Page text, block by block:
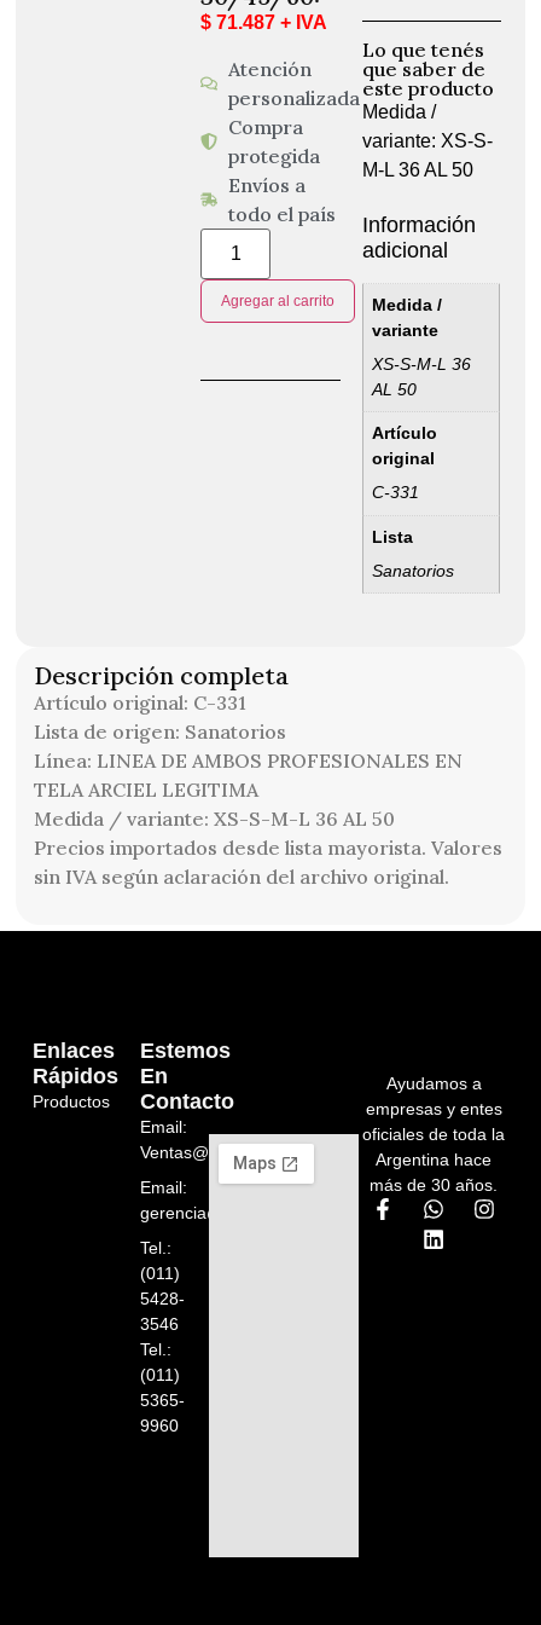
$ 71.487 + IVA
Atención
personalizada
Compra
protegida
Envíos a
todo el país
Agregar al carrito
Lo que tenés
que saber de
este producto
Medida /
variante: XS-S-
M-L 36 AL 50
Información
adicional
Medida /
variante
XS-S-M-L 36
AL 50
Artículo
original
C-331
Lista
Sanatorios
Descripción completa
Artículo original: C-331
Lista de origen: Sanatorios
Línea: LINEA DE AMBOS PROFESIONALES EN
TELA ARCIEL LEGITIMA
Medida / variante: XS-S-M-L 36 AL 50
Precios importados desde lista mayorista. Valores
sin IVA según aclaración del archivo original.
Ayudamos a
empresas y entes
oficiales de toda la
Argentina hace
más de 30 años.
Enlaces
Rápidos
Productos
Estemos
En
Contacto
Email:
Ventas@orelion.com.ar
Email:
gerencia@orelion.com.ar
Tel.:
(011)
5428-
3546
Tel.:
(011)
5365-
9960